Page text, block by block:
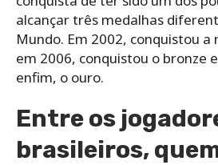
alcançar três medalhas
Mundo. Em 2002, conquistou
em 2006, conquistou o bronze
enfim, o ouro.
Entre os
brasileiros,